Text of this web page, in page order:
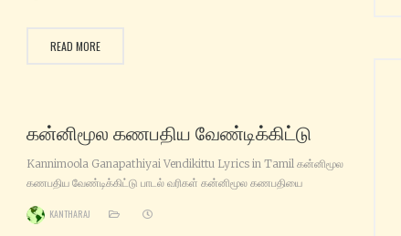
READ MORE
கன்னிமூல‌ கணபதிய வேண்டிக்கிட்டு
Kannimoola Ganapathiyai Vendikittu Lyrics in Tamil கன்னிமூல‌
கணபதிய வேண்டிக்கிட்டு பாடல் வரிகள் கன்னிமூல‌ கணபதியை
அய்யப்பா என்றே சொல்லி நாங்க‌ ஆறு வாரம் தானே நோன்பு இருந்தோம்
KANTHARAJ